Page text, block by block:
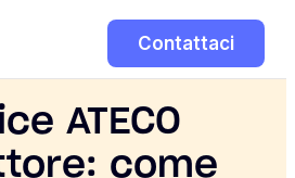
Contattaci
ATECO
come